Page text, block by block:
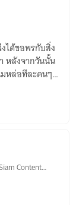
ได้ขอพรกับสิ่ง
หลังจากวันนั้น
มหล่อทีละคนๆ…
Content